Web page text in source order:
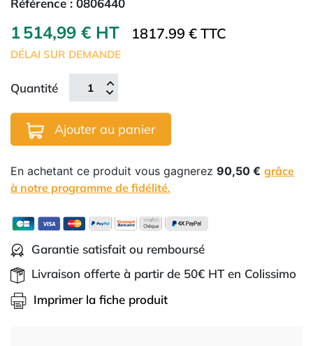
Référence : 0806440
1 514,99 € HT 1817.99 € TTC
DÉLAI SUR DEMANDE
Quantité
Ajouter au panier
En achetant ce produit vous gagnerez 90,50 € grâce
à notre programme de fidélité.
Garantie satisfait ou remboursé
Livraison offerte à partir de 50€ HT en Colissimo
Imprimer la fiche produit